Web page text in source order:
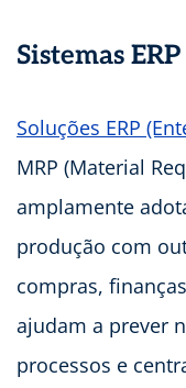
Sistemas
Soluções ERP
MRP (Material
amplamente
produção com
compras,
ajudam a prever
processos e